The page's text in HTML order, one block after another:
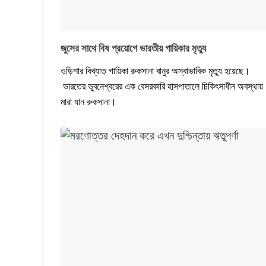
জুসের সাথে বিষ প্রয়োগে ভারতীয় গায়িকার মৃত্যু
ওড়িশার বিখ্যাত গায়িকা রুকসানা বানুর অস্বাভাবিক মৃত্যু হয়েছে।
ভারতের ভুবনেশ্বরের এক বেসরকারি হাসপাতালে চিকিৎসাধীন অবস্থায়
মারা যান রুকসানা।